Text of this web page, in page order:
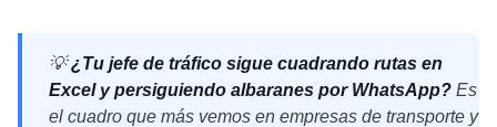
💡¿Tu jefe de tráfico sigue cuadrando rutas en
Excel y persiguiendo albaranes por WhatsApp? Es
el cuadro que más vemos en empresas de transporte y